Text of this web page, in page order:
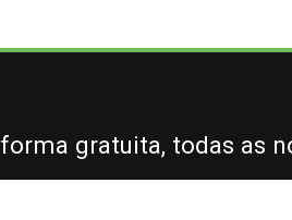
gratuita, todas as